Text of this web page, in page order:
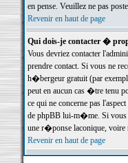
en pense. Veuillez ne pas
Revenir en haut de page
Qui dois-je contacter �
Vous devriez contacter
prendre contact. Si vous ne
h�bergeur gratuit (par
peut en aucun cas �tre tenu
ce qui ne concerne pas
de phpBB lui-m�me. Si vous
une r�ponse laconique,
Revenir en haut de page